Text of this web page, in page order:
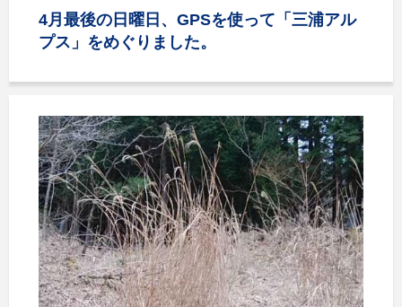
4月最後の日曜日、GPSを使って「三浦アル
プス」をめぐりました。